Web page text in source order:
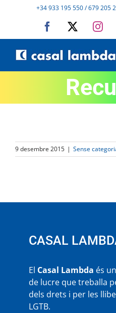
+34 933 195 550 / 679 205
Facebook
9 desembre 2015 | Sense
CASAL
El Casal Lambda és
de lucre que treballa
dels drets i per les
LGTB.